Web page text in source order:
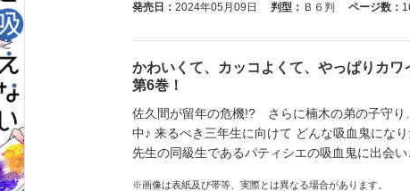
発売日： 2024年05月09日 判型： Ｂ６判 ページ数：
かわいくて、カッコよくて、やっぱりカワ
第6巻！
佐久間が留年の危機!? さらに楠木の弟の子守
中♪ 来るべき三年生に向けて どんな吸血鬼にな
先生の同級生であるパティシエの吸血鬼に出会
※画像は表紙及び帯等、実際とは異なる場合があります。